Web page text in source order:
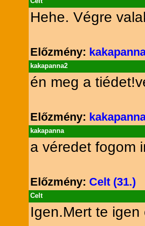
Hehe. Végre
Előzmény:
kakapanna2
én meg a
Előzmény:
kakapanna
a véredet fogom
Előzmény: Celt (31.)
Celt
Igen.Mert te